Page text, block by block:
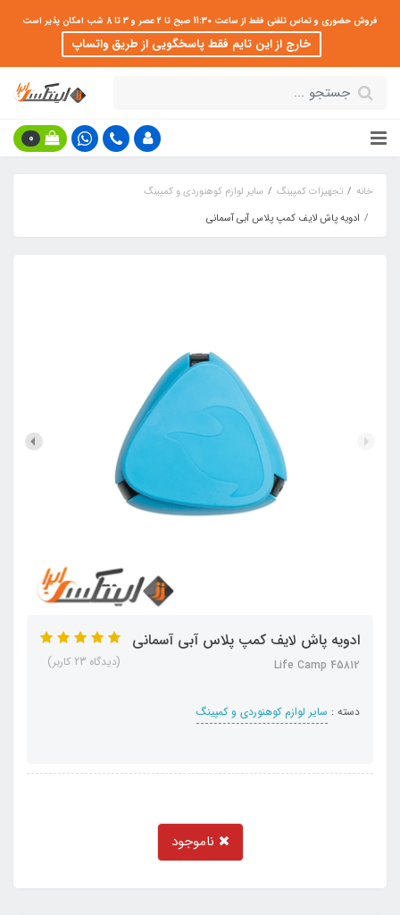
فروش حضوری و تماس تلفنی فقط از ساعت 11:30 صبح تا 2 عصر و 3 تا 8 شب امکان پذیر است
خارج از این تایم فقط پاسخگویی از طریق واتساپ
0
خانه تجهیزات کمپینگ
سایر لوازم کوهنوردی و کمپینگ
ادویه پاش لایف کمپ پلاس آبی آسمانی
ادویه پاش لایف کمپ پلاس آبی آسمانی
45812 Life Camp
دسته : سایر لوازم کوهنوردی و کمپینگ
(دیدگاه 23 کاربر)
ناموجود